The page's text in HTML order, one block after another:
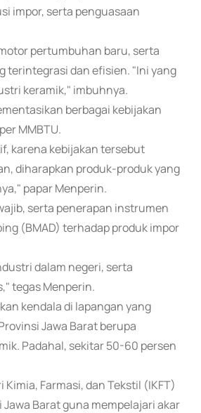
impor, serta penguasaan
pertumbuhan baru, serta
terintegrasi dan efisien. "Ini yang
keramik," imbuhnya.
berbagai kebijakan
MMBTU.
karena kebijakan tersebut
diharapkan produk-produk yang
papar Menperin.
serta penerapan instrumen
(BMAD) terhadap produk impor
dalam negeri, serta
tegas Menperin.
kendala di lapangan yang
Jawa Barat berupa
Padahal, sekitar 50-60 persen
Farmasi, dan Tekstil (IKFT)
Barat guna mempelajari akar